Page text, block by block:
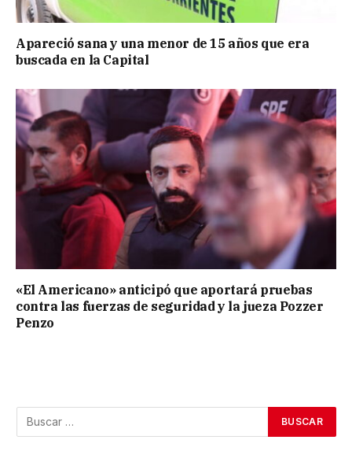
Apareció sana y una menor de 15 años que era
buscada en la Capital
«El Americano» anticipó que aportará pruebas
contra las fuerzas de seguridad y la jueza Pozzer
Penzo